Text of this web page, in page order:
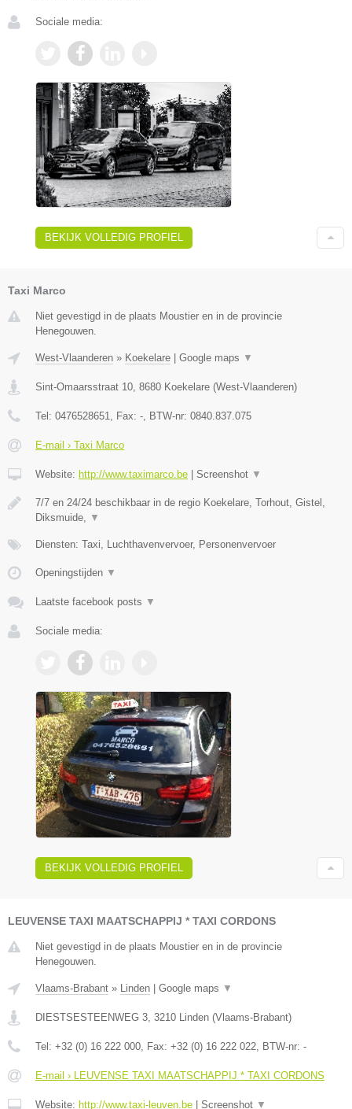
Sociale media:
BEKIJK VOLLEDIG PROFIEL
Taxi Marco
Niet gevestigd in de plaats Moustier en in de provincie
Henegouwen.
West-Vlaanderen » Koekelare Google maps ▼
Sint-Omaarsstraat 10 8680 Koekelare (West-Vlaanderen)
Tel: 0476528651 , Fax: - , BTW-nr: 0840.837.075
E-mail › Taxi Marco
Website: http://www.taximarco.be Screenshot ▼
7/7 en 24/24 beschikbaar in de regio Koekelare, Torhout, Gistel,
Diksmuide,
▼
Diensten: Taxi, Luchthavenvervoer, Personenvervoer
Openingstijden ▼
Laatste facebook posts ▼
Sociale media:
BEKIJK VOLLEDIG PROFIEL
LEUVENSE TAXI MAATSCHAPPIJ * TAXI CORDONS
Niet gevestigd in de plaats Moustier en in de provincie
Henegouwen.
Vlaams-Brabant » Linden Google maps ▼
DIESTSESTEENWEG 3, 3210 Linden (Vlaams-Brabant)
Tel: +32 (0) 16 222 000, Fax: +32 (0) 16 222 022, BTW-nr: -
E-mail › LEUVENSE TAXI MAATSCHAPPIJ * TAXI CORDONS
Website: http://www.taxi-leuven.be Screenshot ▼